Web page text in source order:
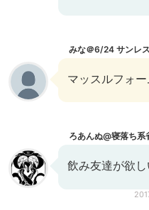
みな＠6/24 サンレ
マッスルフォ
ろあんぬ@寝落ち系
飲み友達が欲